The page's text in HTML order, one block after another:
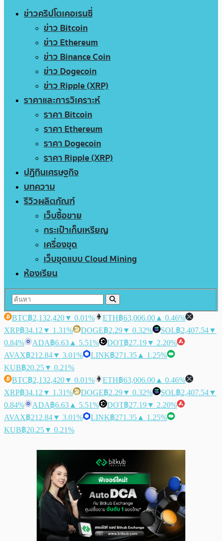
ข่าวคริปโตเคอเรนซี่
ข่าว Bitcoin
ข่าว Ethereum
ข่าว Binance Coin
ข่าว Dogecoin
ข่าว Ripple (XRP)
ราคาและการวิเคราะห์
ราคา Bitcoin
ราคา Ethereum
ราคา Dogecoin
ราคา Ripple (XRP)
ปฏิทินเศรษฐกิจ
บทความ
รีวิวผลิตภัณฑ์
เว็บซื้อขาย
กระเป๋าเก็บเหรียญ
เครื่องขุด
เว็บขุดแบบ Cloud Mining
ห้องเรียน
BTC฿2,132,420▼ 0.01% ETH฿63,006.00 ▲ 0.46%
XRP฿34.12 ▼ 1.31% DOGE฿2.29▼ 0.32% SOL฿2,407.54▼
0.84%
ADA฿6.63 ▲ 5.51% DOT฿27.19▼ 2.20%
AVAX฿212.84▼ 3.01% LINK฿271.35 ▲ 1.25%
KUB฿20.25▼ 0.21%
BTC฿2,132,420▼ 0.01% ETH฿63,006.00 ▲ 0.46%
XRP฿34.12 ▼ 1.31% DOGE฿2.29▼ 0.32% SOL฿2,407.54▼
0.84%
ADA฿6.63 ▲ 5.51% DOT฿27.19▼ 2.20%
AVAX฿212.84▼ 3.01% LINK฿271.35 ▲ 1.25%
KUB฿20.25▼ 0.21%